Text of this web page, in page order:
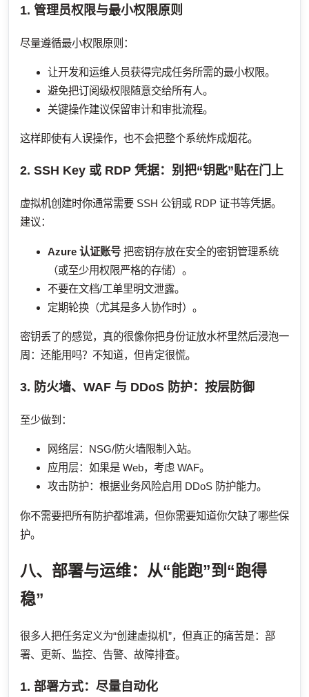
1. 管理员权限与最小权限原则
尽量遵循最小权限原则：
让开发和运维人员获得完成任务所需的最小权限。
避免把订阅级权限随意交给所有人。
关键操作建议保留审计和审批流程。
这样即使有人误操作，也不会把整个系统炸成烟花。
2. SSH Key 或 RDP 凭据：别把“钥匙”贴在门上
虚拟机创建时你通常需要 SSH 公钥或 RDP 证书等凭据。
建议：
Azure 认证账号 把密钥存放在安全的密钥管理系统
（或至少用权限严格的存储）。
不要在文档/工单里明文泄露。
定期轮换（尤其是多人协作时）。
密钥丢了的感觉，真的很像你把身份证放水杯里然后浸泡一
周：还能用吗？不知道，但肯定很慌。
3. 防火墙、WAF 与 DDoS 防护：按层防御
至少做到：
网络层：NSG/防火墙限制入站。
应用层：如果是 Web，考虑 WAF。
攻击防护：根据业务风险启用 DDoS 防护能力。
你不需要把所有防护都堆满，但你需要知道你欠缺了哪些保
护。
八、部署与运维：从“能跑”到“跑得
稳”
很多人把任务定义为“创建虚拟机”，但真正的痛苦是：部
署、更新、监控、告警、故障排查。
1. 部署方式：尽量自动化